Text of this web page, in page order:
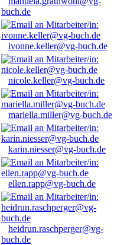
buch.de
ivonne.keller@vg-buch.de
nicole.keller@vg-buch.de
mariella.miller@vg-buch.de
karin.niesser@vg-buch.de
ellen.rapp@vg-buch.de
heidrun.raschperger@vg-
buch.de